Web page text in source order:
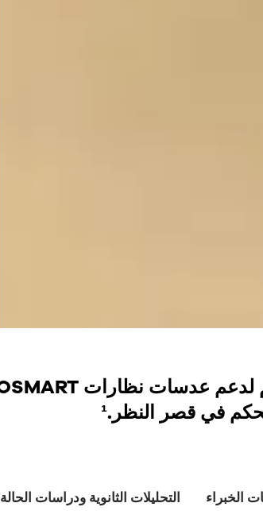
في قصر النظر.¹
الخبراء التحليلات الثانوية ودراسات الحالة